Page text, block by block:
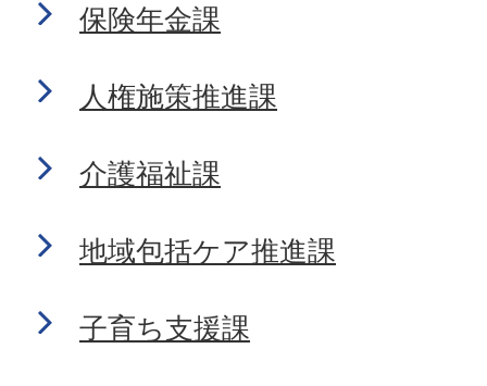
保険年金課
人権施策推進課
介護福祉課
地域包括ケア推進課
子育ち支援課